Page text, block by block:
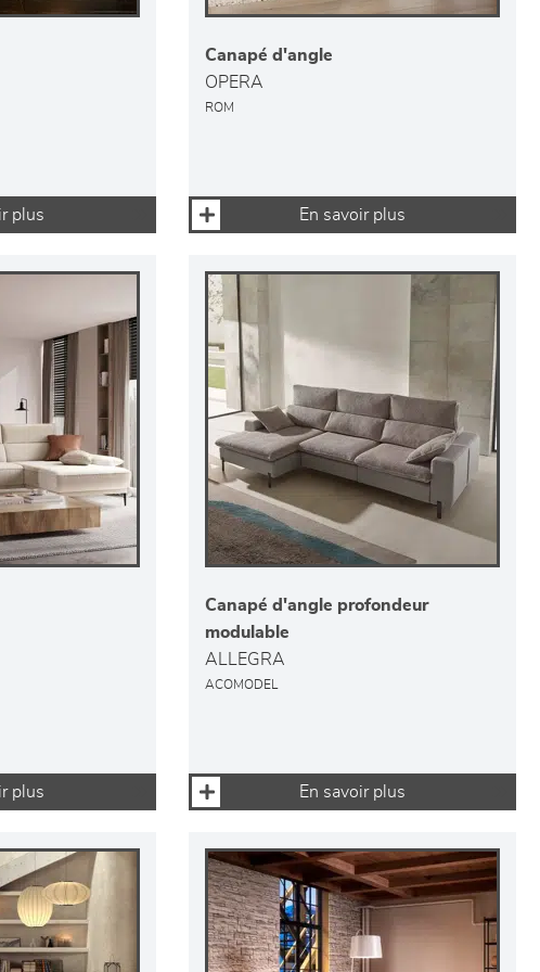
plus
Canapé d'angle
OPERA
ROM
En savoir plus
plus
Canapé d'angle profondeur
modulable
ALLEGRA
ACOMODEL
En savoir plus